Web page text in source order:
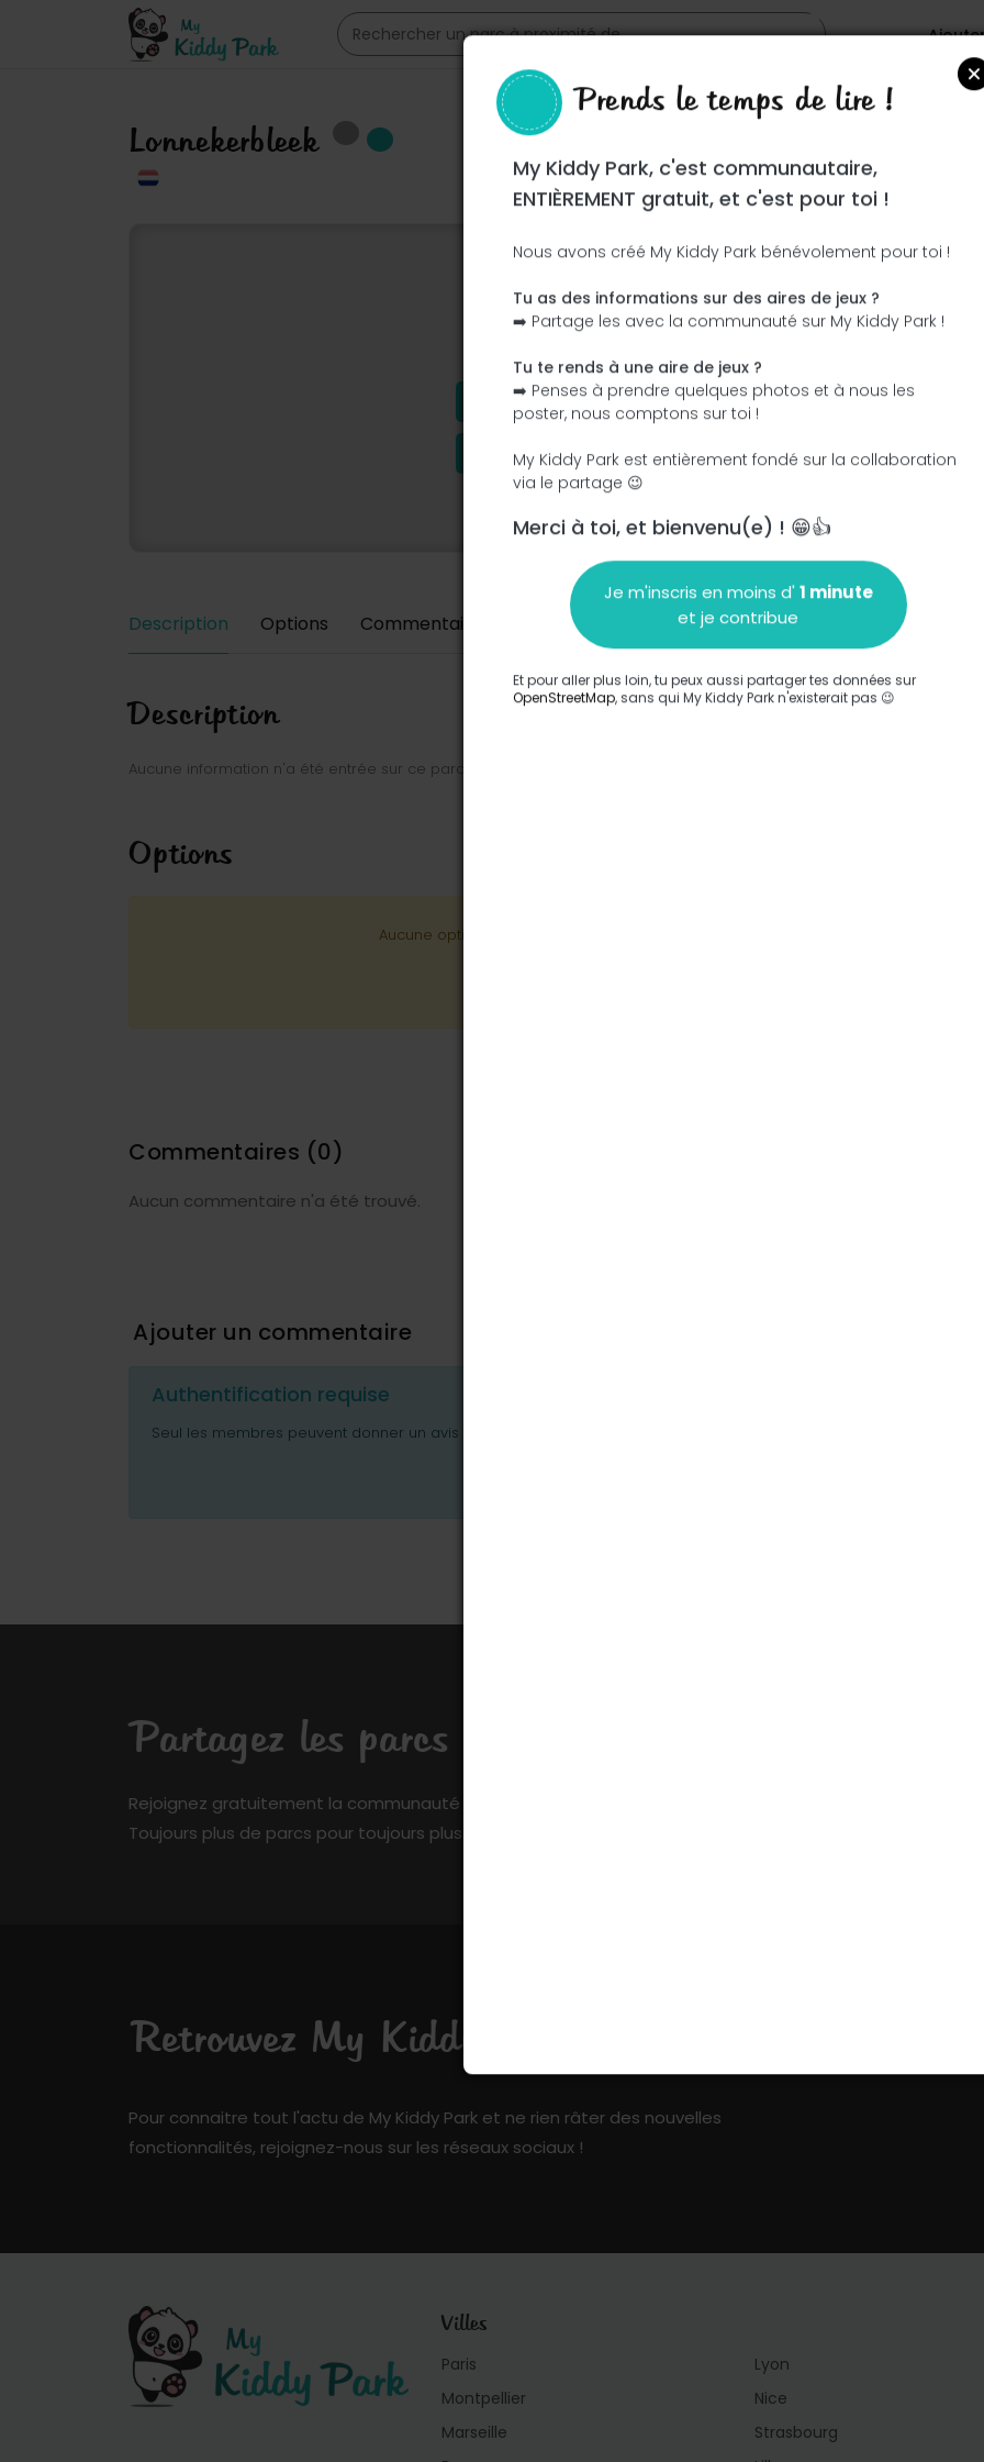
Lonnekerbleek
Ce parc n'a pas encore été visité ! À toi de jouer !
J'ajoute le nom J'ajoute des photos
J'ajoute une description J'ajoute les équipements
Description Options Commentaires Ajouter un commentaire
Description
Aucune information n'a été entrée sur ce parc.
Options
Aucune option n'a été entrée sur ce parc.
Commentaires (0)
Aucun commentaire n'a été trouvé.
Ajouter un commentaire
Authentification requise
Seul les membres peuvent donner un avis ou poser des questions.
Partagez les parcs que vous connaissez
Rejoignez gratuitement la communauté de My Kiddy Park et ajoutez votre pierre à l’édifice !
Toujours plus de parcs pour toujours plus de fun !
Retrouvez My Kiddy Park sur les réseaux sociaux !
Pour connaitre tout l'actu de My Kiddy Park et ne rien râter des nouvelles
fonctionnalités, rejoignez-nous sur les réseaux sociaux !
Villes
Paris
Montpellier
Marseille
Lyon
Nice
Strasbourg
Prends le temps de lire !
My Kiddy Park, c'est communautaire,
ENTIÈREMENT gratuit, et c'est pour toi !
Nous avons créé My Kiddy Park bénévolement pour toi !
Tu as des informations sur des aires de jeux ?
➡️ Partage les avec la communauté sur My Kiddy Park !
Tu te rends à une aire de jeux ?
➡️ Penses à prendre quelques photos et à nous les
poster, nous comptons sur toi !
My Kiddy Park est entièrement fondé sur la collaboration
via le partage 😉
Merci à toi, et bienvenu(e) ! 😁👍
Je m'inscris en moins d'1 minute
et je contribue
Et pour aller plus loin, tu peux aussi partager tes données sur
OpenStreetMap, sans qui My Kiddy Park n'existerait pas 😉